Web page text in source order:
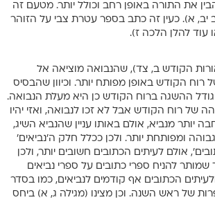
את התורה באופן רחב וכולל יותר. מטעם זה
יב, א). כעין זה כתב בספר עטרת צבי על הזוהר
עוד להלן הלכה ז).
הקודש ב, צד), שהנבואה מוציאה אל
רוח הקודש באופן מפותח יותר. וכיוון שהבסיס
ההשגה ברוח הקודש כן היא מעלת הנבואה.
של רוח הקודש אבל לא זכו לנבואה, ואזי יהיו
יותר מנביא, אולם באותו עניין שהנביא השיג,
ומפותחת יותר. ולכן ככלל חלק ה’נביאים’
אולם לעיתים הכתובים חשובים יותר, ולכן
להניח ספרי כתובים על ספרי נביאים
הכתובים אף קודמים לנביאים, כמו בסדר
של ראש השנה. וכן מצינו (מגילה ג, א) ביחס